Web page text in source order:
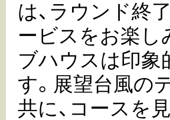
は、ラウンド終
ービスをお楽し
ブハウスは印象
す。展望台風の
共に、コースを